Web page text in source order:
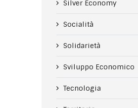
Silver Economy
Socialità
Solidarietà
Sviluppo Economico
Tecnologia